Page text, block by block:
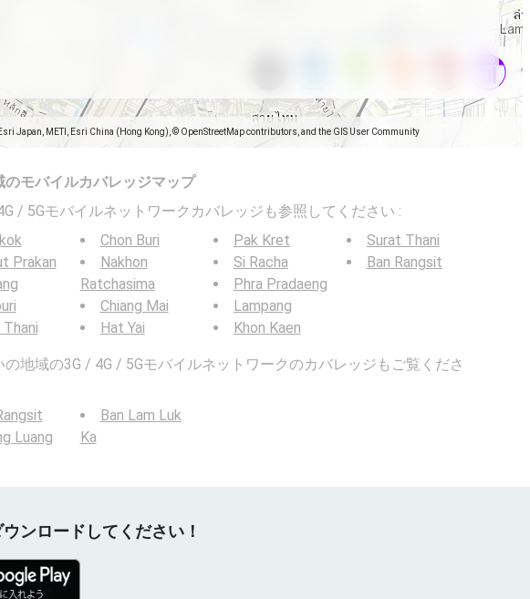
Japan, METI, Esri China (Hong Kong), © OpenStreetMap contributors, and the GIS User Community
のモバイルカバレッジマップ
/ 5Gモバイルネットワークカバレッジも参照してください :
Prakan
Thani
Chon Buri
Nakhon
Ratchasima
Chiang Mai
Hat Yai
Pak Kret
Si Racha
Phra Pradaeng
Lampang
Khon Kaen
Surat Thani
Ban Rangsit
の地域の3G / 4G / 5Gモバイルネットワークのカバレッジもご覧くださ
Luang
Ban Lam Luk
Ka
ンロードしてください！